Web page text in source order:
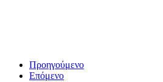
Προηγούμενο
Επόμενο